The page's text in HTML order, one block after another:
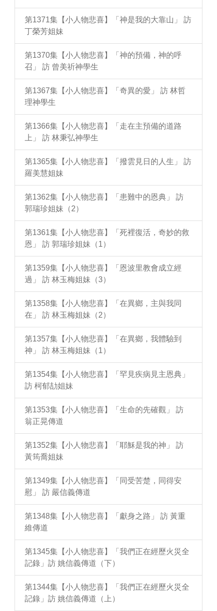
第1371集【小人物悲喜】「神是我的大靠山」 訪
丁榮芳姐妹
第1370集【小人物悲喜】「神的預備，神的呼
召」 訪 曾美祈神學生
第1367集【小人物悲喜】「奇異的愛」 訪 林哲
理神學生
第1366集【小人物悲喜】「走在主預備的道路
上」 訪 林秉弘神學生
第1365集【小人物悲喜】「撥雲見日的人生」 訪
羅美慧姐妹
第1362集【小人物悲喜】「患難中的恩典」 訪
郭瑞珍姐妹（2）
第1361集【小人物悲喜】「死裡復活，奇妙的救
恩」 訪 郭瑞珍姐妹（1）
第1359集【小人物悲喜】「恩波里教會成立經
過」 訪 林玉梅姐妹（3）
第1358集【小人物悲喜】「在異鄉，主與我同
在」 訪 林玉梅姐妹（2）
第1357集【小人物悲喜】「在異鄉，我體驗到
神」 訪 林玉梅姐妹（1）
第1354集【小人物悲喜】「罕見疾病見主恩典」
訪 柯郁劼姐妹
第1353集【小人物悲喜】「生命的先確觀」 訪
翁正晃傳道
第1352集【小人物悲喜】「耶穌是我的神」 訪
黃筠喬姐妹
第1349集【小人物悲喜】「同受苦楚，同得安
慰」 訪 嚴信義傳道
第1348集【小人物悲喜】「獻身之路」 訪 黃重
維傳道
第1345集【小人物悲喜】「我們正在經歷火災全
記錄」訪 姚信義傳道（下）
第1344集【小人物悲喜】「我們正在經歷火災全
記錄」訪 姚信義傳道（上）